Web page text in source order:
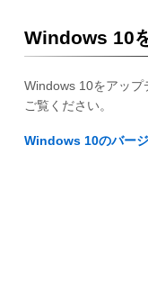
Windows 10
Windows 10をアップ
ご覧ください。
Windows 10のバージ